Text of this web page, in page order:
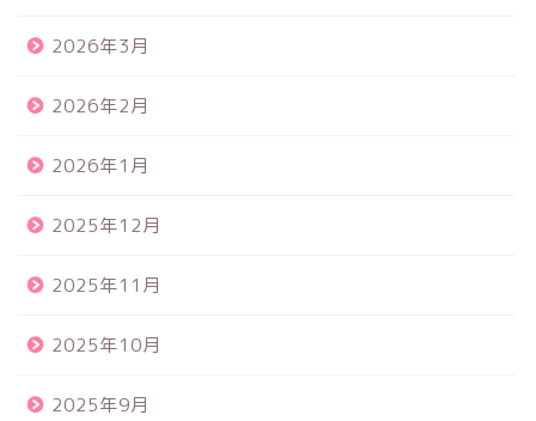
2026年3月
2026年2月
2026年1月
2025年12月
2025年11月
2025年10月
2025年9月